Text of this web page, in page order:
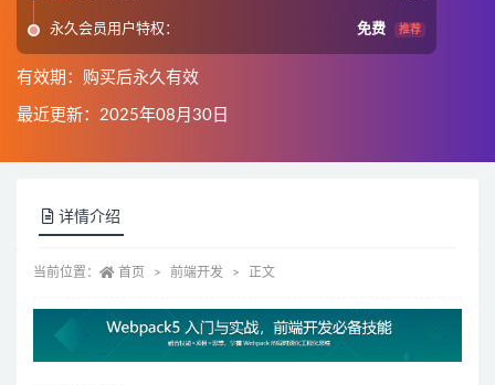
永久会员用户特权： 免费 推荐
有效期：购买后永久有效
最近更新：2025年08月30日
详情介绍
当前位置： 首页 前端开发 正文